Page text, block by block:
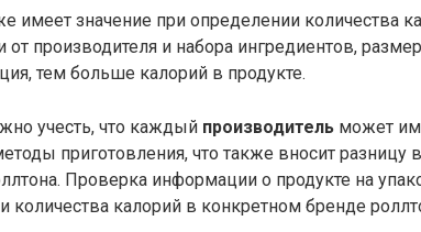
имеет значение при определении количества
от производителя и набора ингредиентов,
тем больше калорий в продукте.
учесть, что каждый производитель может
приготовления, что также вносит разницу
Проверка информации о продукте на
количества калорий в конкретном бренде